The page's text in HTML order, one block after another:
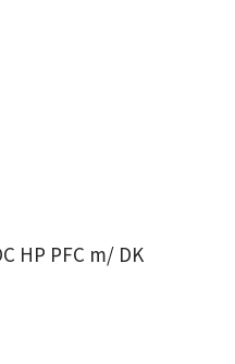
HP PFC m/ DK